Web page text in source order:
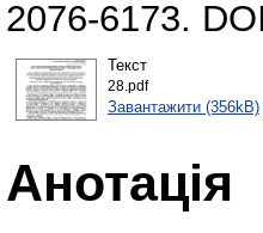
2076-6173.
Текст
28.pdf
Завантажити (356kB)|
Анотація